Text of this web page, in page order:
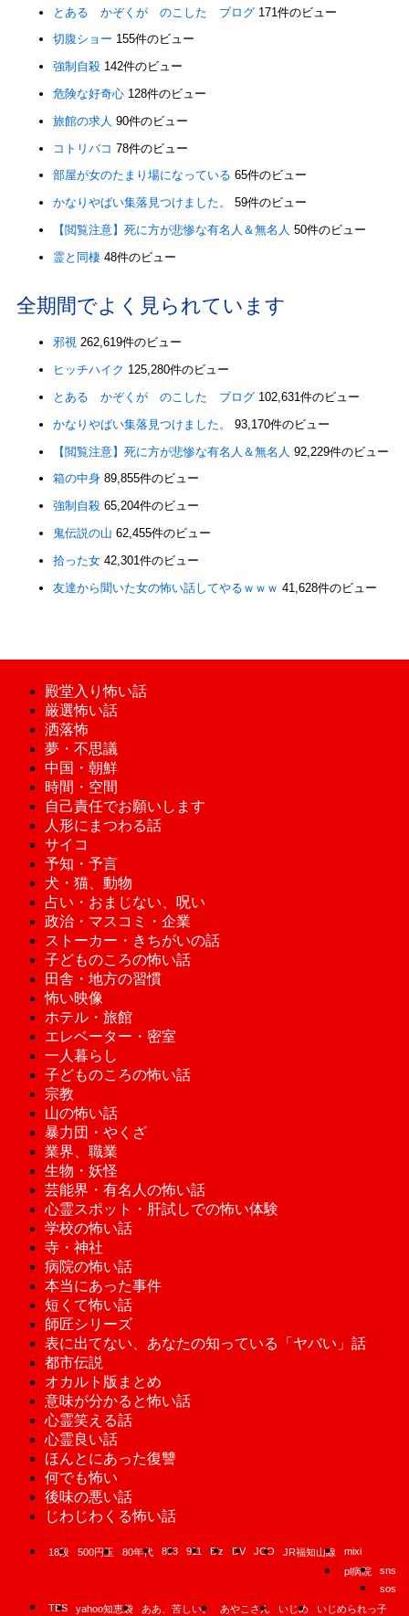
とある かぞくが のこした ブログ 171件のビュー
切腹ショー 155件のビュー
強制自殺 142件のビュー
危険な好奇心 128件のビュー
旅館の求人 90件のビュー
コトリバコ 78件のビュー
部屋が女のたまり場になっている 65件のビュー
かなりやばい集落見つけました。
59件のビュー
【閲覧注意】死に方が悲惨な有名人＆無名人 50件のビュー
霊と同棲 48件のビュー
全期間でよく見られています
邪視 262,619件のビュー
ヒッチハイク 125,280件のビュー
とある かぞくが のこした ブログ 102,631件のビュー
かなりやばい集落見つけました。
93,170件のビュー
【閲覧注意】死に方が悲惨な有名人＆無名人 92,229件のビュー
箱の中身 89,855件のビュー
強制自殺 65,204件のビュー
鬼伝説の山 62,455件のビュー
拾った女 42,301件のビュー
友達から聞いた女の怖い話してやるｗｗｗ 41,628件のビュー
殿堂入り怖い話
厳選怖い話
洒落怖
夢・不思議
中国・朝鮮
時間・空間
自己責任でお願いします
人形にまつわる話
サイコ
予知・予言
犬・猫、動物
占い・おまじない、呪い
政治・マスコミ・企業
ストーカー・きちがいの話
子どものころの怖い話
田舎・地方の習慣
怖い映像
ホテル・旅館
エレベーター・密室
一人暮らし
子どものころの怖い話
宗教
山の怖い話
暴力団・やくざ
業界、職業
生物・妖怪
芸能界・有名人の怖い話
心霊スポット・肝試しでの怖い体験
学校の怖い話
寺・神社
病院の怖い話
本当にあった事件
短くて怖い話
師匠シリーズ
表に出てない、あなたの知っている「ヤバい」話
都市伝説
オカルト版まとめ
意味が分かると怖い話
心霊笑える話
心霊良い話
ほんとにあった復讐
何でも怖い
後味の悪い話
じわじわくる怖い話
18段 500円玉 80年代 893 911 B'z DV JCO JR福知山線
mixi
pl病院
sns
sos
TBS
yahoo知恵袋 ああ、苦しい。 あやこさん いじめ
いじめられっ子